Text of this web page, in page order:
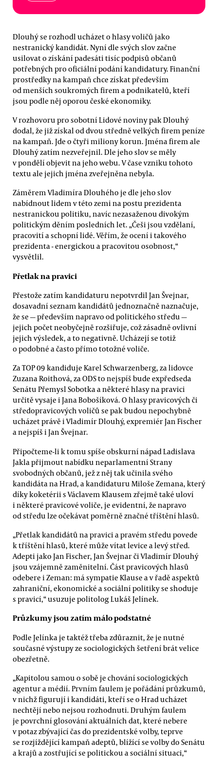
Dlouhý se rozhodl ucházet o hlasy voličů jako
nestranický kandidát. Nyní dle svých slov začne
usilovat o získání padesáti tisíc podpisů občanů
potřebných pro oficiální podání kandidatury. Finanční
prostředky na kampaň chce získat především
od menších soukromých firem a podnikatelů, kteří
jsou podle něj oporou české ekonomiky.
V rozhovoru pro sobotní Lidové noviny pak Dlouhý
dodal, že již získal od dvou středně velkých firem peníze
na kampaň. Jde o čtyři miliony korun. Jména firem ale
Dlouhý zatím nezveřejnil. Dle jeho slov se měly
v pondělí objevit na jeho webu. V čase vzniku tohoto
textu ale jejich jména zveřejněna nebyla.
Záměrem Vladimíra Dlouhého je dle jeho slov
nabídnout lidem v této zemi na postu prezidenta
nestranickou politiku, navíc nezasaženou divokým
politickým děním posledních let. „Češi jsou vzdělaní,
pracovití a schopní lidé. Věřím, že ocení i takového
prezidenta - energickou a pracovitou osobnost,“
vysvětlil.
Přetlak na pravici
Přestože zatím kandidaturu nepotvrdil Jan Švejnar,
dosavadní seznam kandidátů jednoznačně naznačuje,
že se — především napravo od politického středu —
jejich počet neobyčejně rozšiřuje, což zásadně ovlivní
jejich výsledek, a to negativně. Ucházejí se totiž
o podobné a často přímo totožné voliče.
Za TOP 09 kandiduje Karel Schwarzenberg, za lidovce
Zuzana Roithová, za ODS to nejspíš bude expředseda
Senátu Přemysl Sobotka a některé hlasy na pravici
určitě vysaje i Jana Bobošíková. O hlasy pravicových či
středopravicových voličů se pak budou nepochybně
ucházet právě i Vladimír Dlouhý, expremiér Jan Fischer
a nejspíš i Jan Švejnar.
Připočteme-li k tomu spíše obskurní nápad Ladislava
Jakla přijmout nabídku neparlamentní Strany
svobodných občanů, jež z něj tak učinila svého
kandidáta na Hrad, a kandidaturu Miloše Zemana, který
díky koketérii s Václavem Klausem zřejmě také uloví
i některé pravicové voliče, je evidentní, že napravo
od středu lze očekávat poměrně značné tříštění hlasů.
„Přetlak kandidátů na pravici a pravém středu povede
k tříštění hlasů, které může vítat levice a levý střed.
Adepti jako Jan Fischer, Jan Švejnar či Vladimír Dlouhý
jsou vzájemně zaměnitelní. Část pravicových hlasů
odebere i Zeman: má sympatie Klause a v řadě aspektů
zahraniční, ekonomické a sociální politiky se shoduje
s pravicí,“ usuzuje politolog Lukáš Jelínek.
Průzkumy jsou zatím málo podstatné
Podle Jelínka je taktéž třeba zdůraznit, že je nutné
současné výstupy ze sociologických šetření brát velice
obezřetně.
„Kapitolou samou o sobě je chování sociologických
agentur a médií. Prvním faulem je pořádání průzkumů,
v nichž figurují i kandidáti, kteří se o Hrad ucházet
nechtějí nebo nejsou rozhodnuti. Druhým faulem
je povrchní glosování aktuálních dat, které nebere
v potaz zbývající čas do prezidentské volby, teprve
se rozjíždějící kampaň adeptů, blížící se volby do Senátu
a krajů a zostřující se politickou a sociální situaci,“